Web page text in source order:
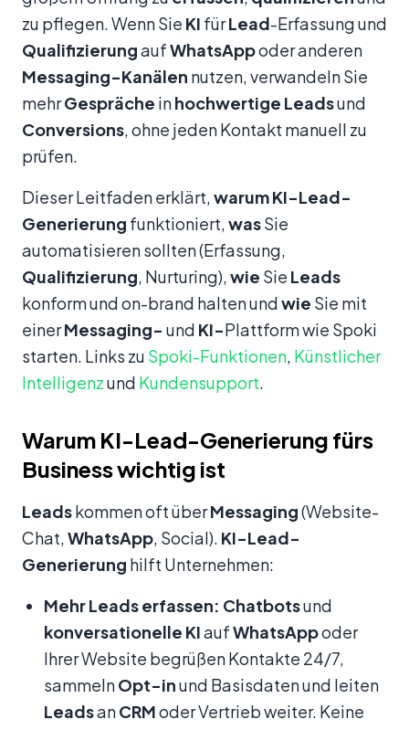
zu pflegen. Wenn Sie KI fürLead-Erfassung und
QualifizierungaufWhatsAppoder anderen
Messaging-Kanälen nutzen, verwandeln Sie
mehrGespräche inhochwertige Leadsund
Conversions, ohne jeden Kontakt manuell zu
prüfen.
Dieser Leitfaden erklärt,warumKI-Lead-
Generierung funktioniert,wasSie
automatisieren sollten (Erfassung,
Qualifizierung, Nurturing),wie Sie Leads
konform und on-brand halten undwie Sie mit
einerMessaging- und KI-Plattform wie Spoki
starten. Links zu Spoki-Funktionen, Künstlicher
Intelligenzund Kundensupport.
Warum KI-Lead-Generierung fürs
Business wichtig ist
Leadskommen oft überMessaging(Website-
Chat,WhatsApp, Social). KI-Lead-
Generierung hilft Unternehmen:
Mehr Leads erfassen: Chatbotsund
konversationelle KIaufWhatsAppoder
Ihrer Website begrüßen Kontakte 24/7,
sammelnOpt-inund Basisdaten und leiten
LeadsanCRModer Vertrieb weiter. Keine